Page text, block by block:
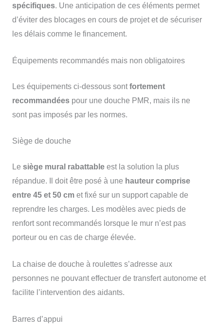
spécifiques. Une anticipation de ces éléments permet
d’éviter des blocages en cours de projet et de sécuriser
les délais comme le financement.
Équipements recommandés mais non obligatoires
Les équipements ci-dessous sontfortement
recommandéespour une douche PMR, mais ils ne
sont pas imposés par les normes.
Siège de douche
Le siège mural rabattableest la solution la plus
répandue. Il doit être posé à une hauteur comprise
entre 45 et 50 cmet fixé sur un support capable de
reprendre les charges. Les modèles avec pieds de
renfort sont recommandés lorsque le mur n’est pas
porteur ou en cas de charge élevée.
La chaise de douche à roulettes s’adresse aux
personnes ne pouvant effectuer de transfert autonome et
facilite l’intervention des aidants.
Barres d’appui